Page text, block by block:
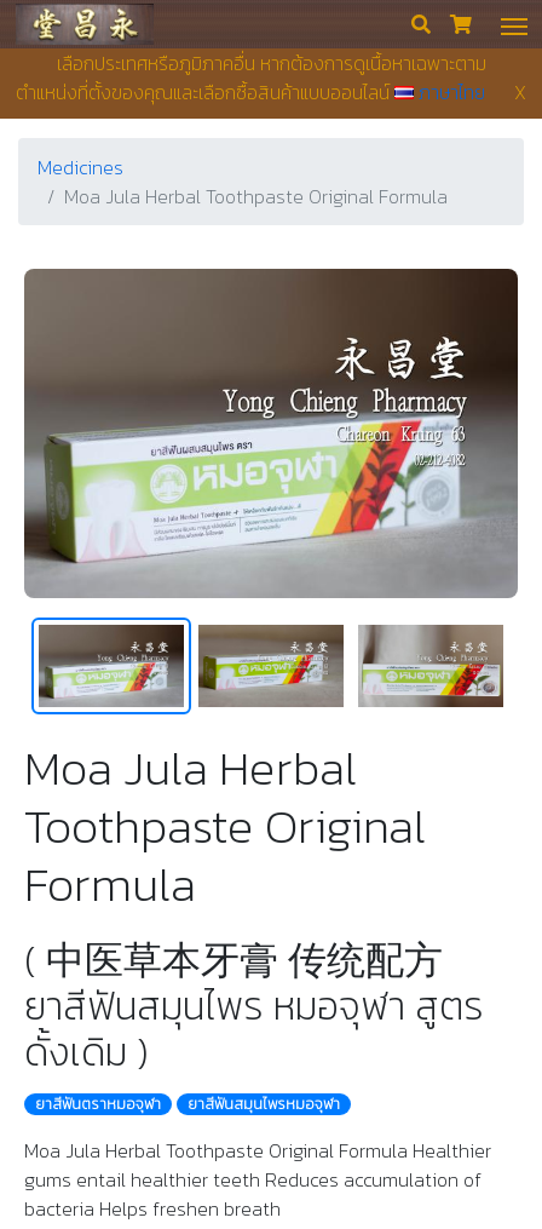
เลือกประเทศหรือภูมิภาคอื่น หากต้องการดูเนื้อหาเฉพาะตาม
ตำแหน่งที่ตั้งของคุณและเลือกซื้อสินค้าแบบออนไลน์
ภาษาไทย X
Yong Chieng Pharmacy  
Medicines
Moa Jula Herbal Toothpaste Original Formula
Moa Jula Herbal
Toothpaste Original
Formula
( 中医草本牙膏 传统配方
ยาสีฟันสมุนไพร หมอจุฬา สูตร
ดั้งเดิม )
ยาสีฟันตราหมอจุฬา ยาสีฟันสมุนไพรหมอจุฬา
Moa Jula Herbal Toothpaste Original Formula Healthier
gums entail healthier teeth Reduces accumulation of
bacteria Helps freshen breath